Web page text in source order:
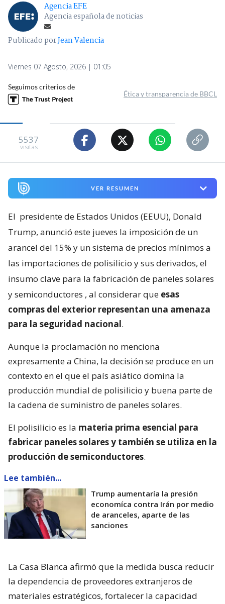
Agencia EFE
Agencia española de noticias
Publicado porJean Valencia
Viernes 07 Agosto, 2026 | 01:05
Seguimos criterios de
Ética y transparencia de BBCL
5537
visitas
VER RESUMEN
El presidente de Estados Unidos (EEUU), Donald
Trump, anunció este jueves la imposición de un
arancel del 15% y un sistema de precios mínimos a
las importaciones de polisilicio y sus derivados, el
insumo clave para la fabricación de paneles solares
y semiconductores , al considerar que esas
compras del exterior representan una amenaza
para la seguridad nacional.
Aunque la proclamación no menciona
expresamente a China, la decisión se produce en un
contexto en el que el país asiático domina la
producción mundial de polisilicio y buena parte de
la cadena de suministro de paneles solares.
El polisilicio es la materia prima esencial para
fabricar paneles solares y también se utiliza en la
producción de semiconductores.
Lee también...
Trump aumentaría la presión
economíca contra Irán por medio
de aranceles, aparte de las
sanciones
La Casa Blanca afirmó que la medida busca reducir
la dependencia de proveedores extranjeros de
materiales estratégicos, fortalecer la capacidad